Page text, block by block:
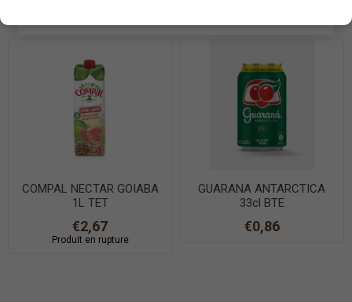
COMPAL NECTAR GOIABA
1L TET
€2,67
Produit en rupture
GUARANA ANTARCTICA
33cl BTE
€0,86